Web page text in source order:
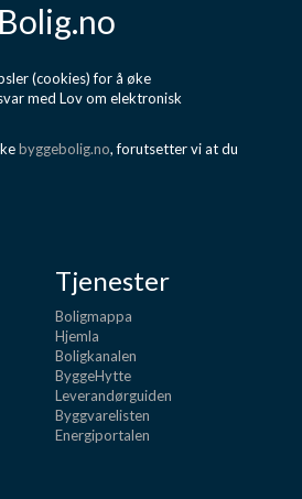
(cookies) for å øke
med Lov om elektronisk
byggebolig.no, forutsetter vi at du
Tjenester
Boligmappa
Hjemla
Boligkanalen
ByggeHytte
Leverandørguiden
Byggvarelisten
Energiportalen